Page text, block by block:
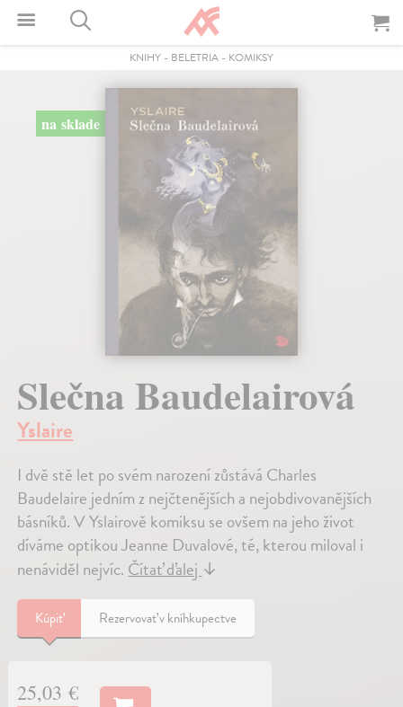
KNIHY - BELETRIA - KOMIKSY
na sklade
Slečna Baudelairová
Yslaire
I dvě stě let po svém narození zůstává Charles
Baudelaire jedním z nejčtenějších a nejobdivovanějších
básníků. V Yslairově komiksu se ovšem na jeho život
díváme optikou Jeanne Duvalové, té, kterou miloval i
nenáviděl nejvíc. Čítať ďalej ↓
Kúpiť Rezervovať v kníhkupectve
25,03 €